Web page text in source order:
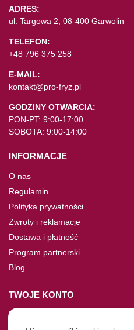
ADRES:
ul. Targowa 2, 08-400 Garwolin
TELEFON:
+48 796 375 258
E-MAIL:
kontakt@pro-fryz.pl
GODZINY OTWARCIA:
PON-PT: 9:00-17:00
SOBOTA: 9:00-14:00
INFORMACJE
O nas
Regulamin
Polityka prywatności
Zwroty i reklamacje
Dostawa i płatność
Program partnerski
Blog
TWOJE KONTO
Moje konto